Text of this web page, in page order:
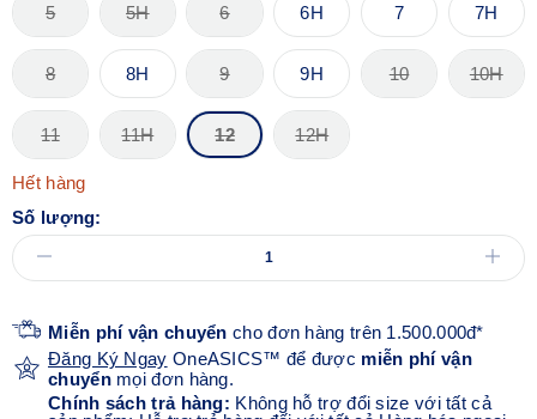
5 5H 6 6H 7 7H
8 8H 9 9H 10 10H
11 11H 12 12H
Hết hàng
Số lượng:
Miễn phí vận chuyển cho đơn hàng trên 1.500.000đ*
Đăng Ký Ngay OneASICS™ để được miễn phí vận
chuyểnmọi đơn hàng.
Chính sách trả hàng: Không hỗ trợ đổi size với tất cả